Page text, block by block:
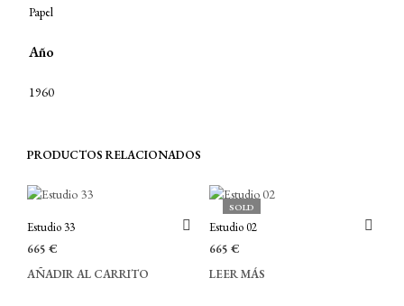
Papel
Año
1960
PRODUCTOS RELACIONADOS
Estudio 33
665 €
AÑADIR AL CARRITO
SOLD
Estudio 02
665 €
LEER MÁS